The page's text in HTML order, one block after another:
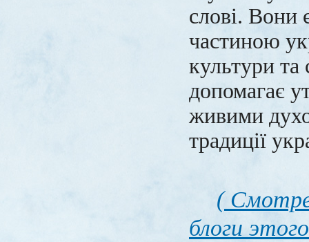
слові. Вони
частиною
культури
допомагає
живими
традиції
(
блоги